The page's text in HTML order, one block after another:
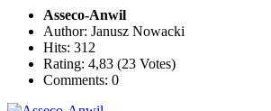
Asseco-Anwil
Author: Janusz Nowacki
Hits: 312
Rating: 4,83 (23 Votes)
Comments: 0